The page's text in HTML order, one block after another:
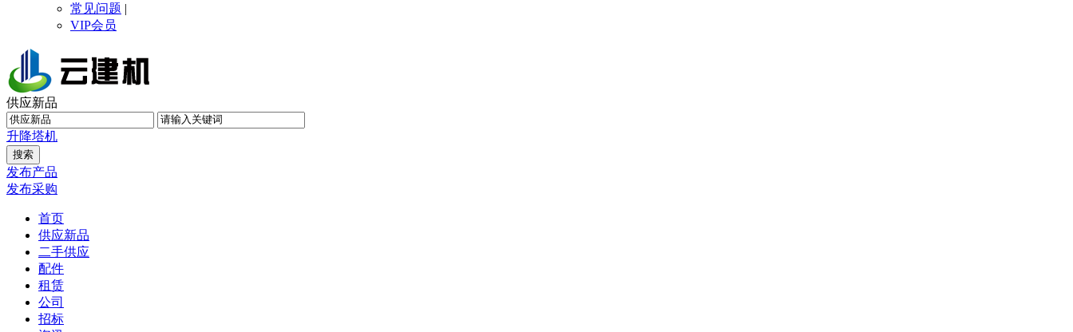
常见问题 |
VIP会员
供应新品
升降塔机
发布产品
发布采购
首页
供应新品
二手供应
配件
租赁
公司
招标